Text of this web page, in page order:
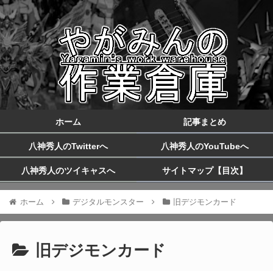
ホーム 記事まとめ
八神秀人のTwitterへ 八神秀人のYouTubeへ
八神秀人のツイキャスへ サイトマップ【目次】
ホーム デジタルモンスター 旧デジモンカード
旧デジモンカード